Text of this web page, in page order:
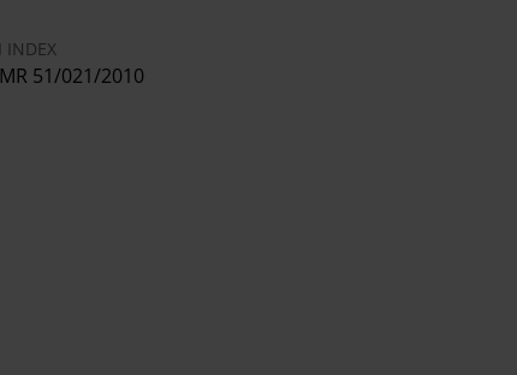
INDEX
51/021/2010